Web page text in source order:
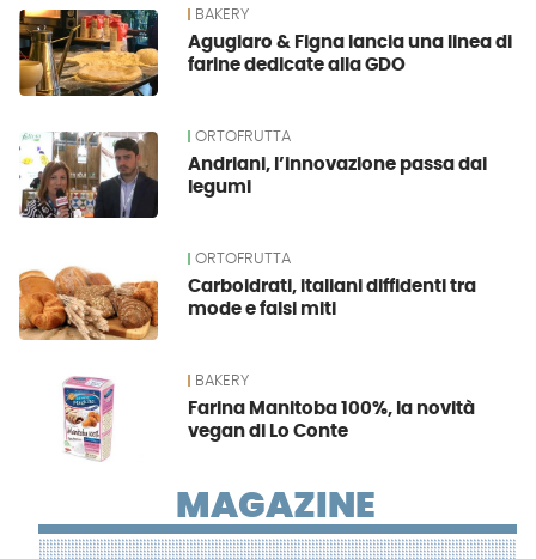
BAKERY
Agugiaro & Figna lancia una linea di
farine dedicate alla GDO
ORTOFRUTTA
Andriani, l’innovazione passa dai
legumi
ORTOFRUTTA
Carboidrati, italiani diffidenti tra
mode e falsi miti
BAKERY
Farina Manitoba 100%, la novità
vegan di Lo Conte
MAGAZINE